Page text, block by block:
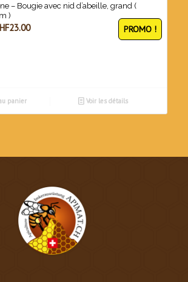
– Bougie avec nid d’abeille, grand (
)
23.00Le
PROMO !
panier Voir les détails